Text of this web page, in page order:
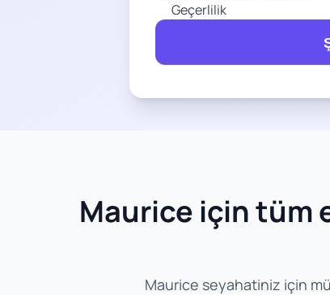
Geçerlilik
Maurice için tüm
Maurice seyahatiniz için